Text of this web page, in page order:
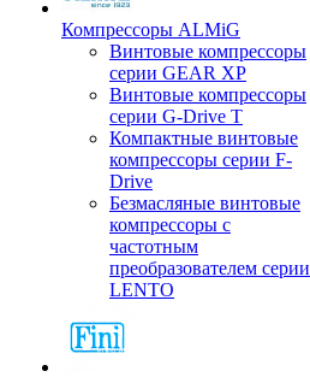
Компрессоры ALMiG
Винтовые компрессоры
серии GEAR XP
Винтовые компрессоры
серии G-Drive T
Компактные винтовые
компрессоры серии F-
Drive
Безмасляные винтовые
компрессоры с
частотным
преобразователем серии
LENTO